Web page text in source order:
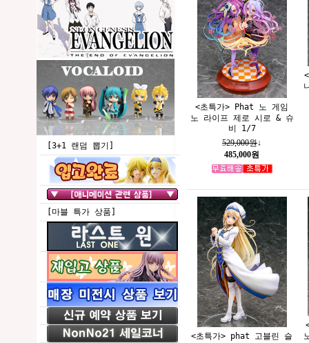
[3+1 랜덤 뽑기]
[마블 특가 상품]
<초특가> Phat 노 게임
노 라이프 제로 시로 & 슈
비 1/7
529,000원↓
485,000원
<초특가> phat 고블린 슬